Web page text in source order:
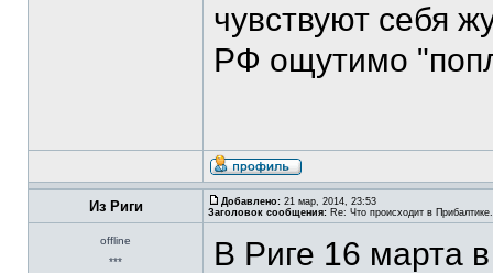
чувствуют себя
РФ ощутимо
Из Риги Добавлено: 21 мар, 2014, 23:53
Заголовок сообщения: Re: Что происходит в Прибалтике.
offline
***
В Риге 16 марта